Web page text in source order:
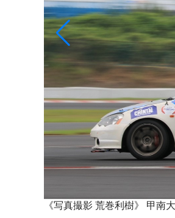
《写真撮影 荒巻利樹》 甲南